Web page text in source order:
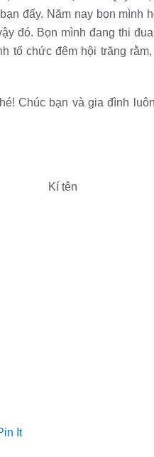
đấy. Năm nay bọn mình
đó. Bọn mình đang thi
tổ chức đêm hội trăng
Chúc bạn và gia đình
It